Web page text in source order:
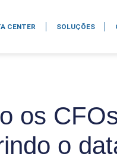
CENTER SOLUÇÕES
os
o